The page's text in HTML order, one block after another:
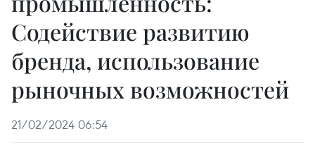
Содействие развитию
бренда, использование
рыночных возможностей
21/02/2024 06:54